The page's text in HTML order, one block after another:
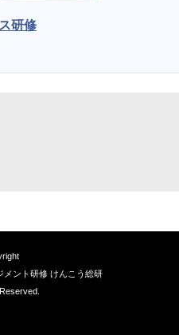
研修
メント研修 けんこう総研